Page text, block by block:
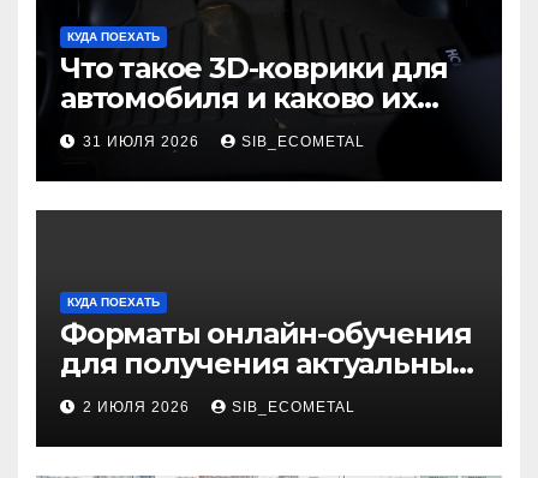
КУДА ПОЕХАТЬ
Что такое 3D-коврики для
автомобиля и каково их
основное назначение
31 ИЮЛЯ 2026 SIB_ECOMETAL
КУДА ПОЕХАТЬ
Форматы онлайн-обучения
для получения актуальных
профессий
2 ИЮЛЯ 2026 SIB_ECOMETAL